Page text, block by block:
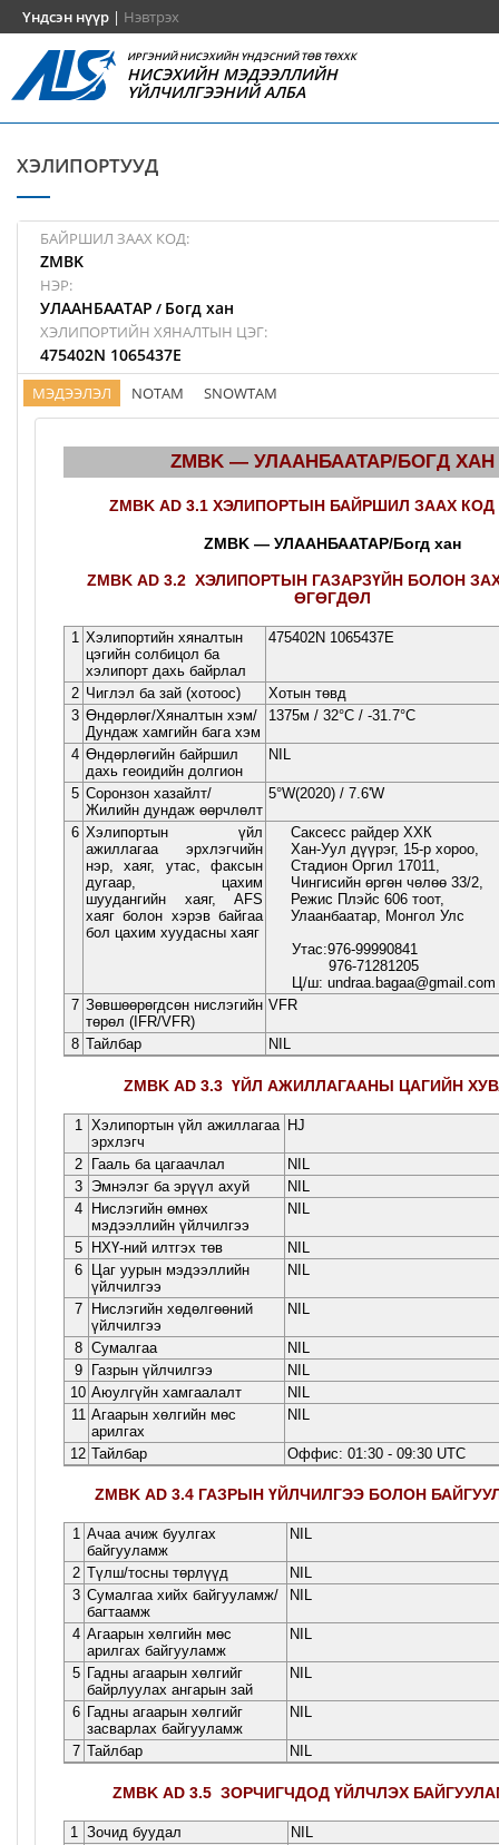
Үндсэн нүүр | Нэвтрэх
ИРГЭНИЙ НИСЭХИЙН ҮНДЭСНИЙ ТӨВ ТӨХХК
НИСЭХИЙН МЭДЭЭЛЛИЙН
ҮЙЛЧИЛГЭЭНИЙ АЛБА
ХЭЛИПОРТУУД
БАЙРШИЛ ЗААХ КОД:
ZMBK
НЭР:
УЛААНБААТАР / Богд хан
ХЭЛИПОРТИЙН ХЯНАЛТЫН ЦЭГ:
475402N 1065437E
МЭДЭЭЛЭЛ NOTAM SNOWTAM